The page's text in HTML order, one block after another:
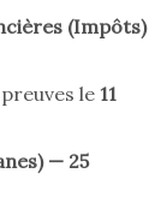
(Impôts)
le 11
— 25